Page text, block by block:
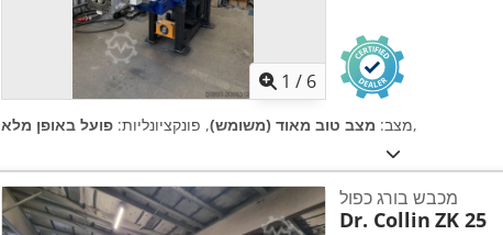
1 / 6
מצב: מצב טוב מאוד (משומש), פונקציונליות: פועל באופן מלא ,
מכבש בורג כפול
Dr. Collin ZK 25